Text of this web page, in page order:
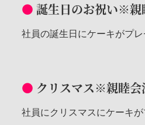
誕生日のお祝い※親
社員の誕生日にケーキがプレ
クリスマス※親睦会
社員にクリスマスにケーキが